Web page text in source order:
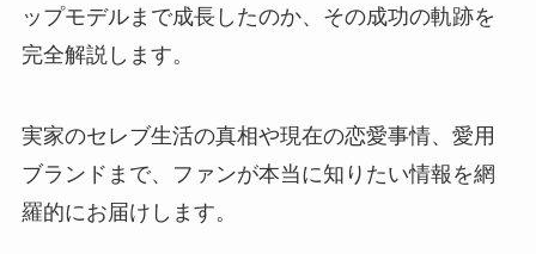
ップモデルまで成長したのか、その成功の軌跡を
完全解説します。
実家のセレブ生活の真相や現在の恋愛事情、愛用
ブランドまで、ファンが本当に知りたい情報を網
羅的にお届けします。